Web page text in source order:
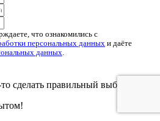
что ознакомились с
персональных данных и даёте
данных
сделать правильный выбор.